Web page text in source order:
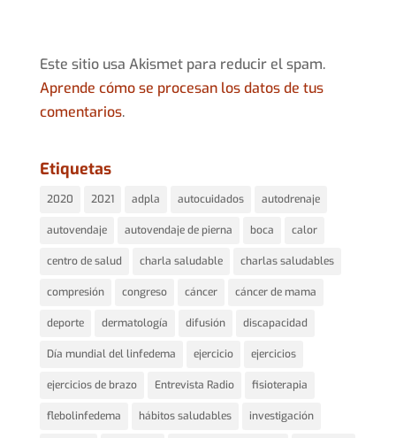
Este sitio usa Akismet para reducir el spam.
Aprende cómo se procesan los datos de tus
comentarios.
Etiquetas
2020 2021 adpla autocuidados autodrenaje
autovendaje autovendaje de pierna boca calor
centro de salud charla saludable charlas saludables
compresión congreso cáncer cáncer de mama
deporte dermatología difusión discapacidad
Día mundial del linfedema ejercicio ejercicios
ejercicios de brazo Entrevista Radio fisioterapia
flebolinfedema hábitos saludables investigación